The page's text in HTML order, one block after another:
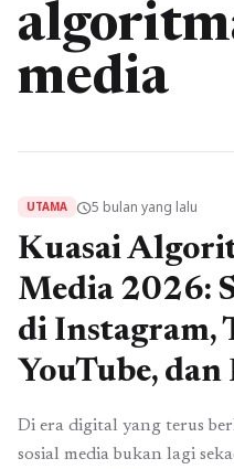
media
UTAMA schedule5 bulan yang lalu
Kuasai
Media 2026:
di Instagram,
YouTube, dan
Di era digital yang terus
sosial media bukan lagi